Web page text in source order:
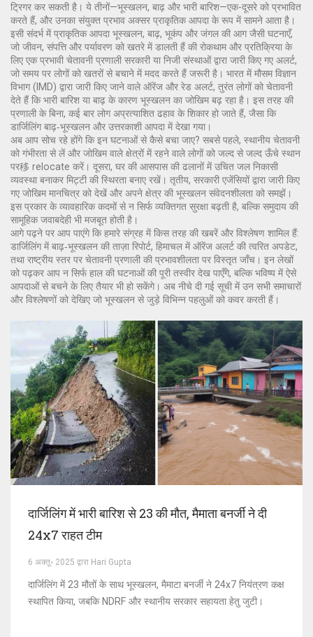
ट्रिगर कर सकती है। ये तीनों—भूस्खलन, बाढ़ और भारी बारिश—एक-दूसरे को प्रभावित
करते हैं, और उनका संयुक्त प्रभाव अक्सर प्राकृतिक आपदा के रूप में सामने आता है।
इसी संदर्भ मेंप्राकृतिक आपदा भूस्खलन, बाढ़, भूकंप और जंगल की आग जैसी घटनाएँ,
जो जीवन, संपत्ति और पर्यावरण को खतरे में डालती हैंकी रोकथाम और प्रतिक्रिया के
लिए एक प्रभावी चेतावनी प्रणाली सरकारी या निजी संस्थाओं द्वारा जारी किए गए अलर्ट,
जो समय पर लोगों को खतरों से बचाने में मदद करते हैंजरूरी है। भारत में मौसम विज्ञान
विभाग (IMD) द्वारा जारी किए जाने वाले ऑरेंज और रेड अलर्ट, तुरंत लोगों को चेतावनी
देते हैं कि भारी बारिश या बाढ़ के कारण भूस्खलन का जोखिम बढ़ रहा है। इस तरह की
प्रणाली के बिना, कई बार लोग अप्रत्याशित ढहाव के शिकार हो जाते हैं, जैसा कि
डार्जिलिंग बाढ़‑भूस्खलन और उत्तरकाशी आपदा में देखा गया।
अब आप सोच रहे होंगे कि इन घटनाओं से कैसे बचा जाए? सबसे पहले, स्थानीय चेतावनी
को गंभीरता से लें और जोखिम वाले क्षेत्रों में रहने वाले लोगों को जल्द से जल्द ऊँचे स्थान
पर移 relocate करें। दूसरा, घर की आसपास की ढलानों में उचित जल निकासी
व्यवस्था बनाकर मिट्टी की स्थिरता बनाए रखें। तृतीय, सरकारी एजेंसियों द्वारा जारी किए
गए जोखिम मानचित्र को देखें और अपने क्षेत्र की भूस्खलन संवेदनशीलता को समझें।
इस प्रकार के व्यावहारिक कदमों से न सिर्फ व्यक्तिगत सुरक्षा बढ़ती है, बल्कि समुदाय की
सामूहिक जवाबदेही भी मजबूत होती है।
आगे पढ़ने पर आप पाएंगे कि हमारे संग्रह में किस तरह की खबरें और विश्लेषण शामिल हैं:
डार्जिलिंग में बाढ़‑भूस्खलन की ताज़ा रिपोर्ट, हिमाचल में ऑरेंज अलर्ट की त्वरित अपडेट,
तथा राष्ट्रीय स्तर पर चेतावनी प्रणाली की प्रभावशीलता पर विस्तृत जाँच। इन लेखों
को पढ़कर आप न सिर्फ हाल की घटनाओं की पूरी तस्वीर देख पाएँगे, बल्कि भविष्य में ऐसे
आपदाओं से बचने के लिए तैयार भी हो सकेंगे। अब नीचे दी गई सूची में उन सभी समाचारों
और विश्लेषणों को देखिए जो भूस्खलन से जुड़े विभिन्न पहलुओं को कवर करती हैं।
दार्जिलिंग में भारी बारिश से 23 की मौत, मैमाता बनर्जी ने दी
24x7 राहत टीम
6 अक्तू॰ 2025 द्वारा Hari Gupta
दार्जिलिंग में 23 मौतों के साथ भूस्खलन, मैमाटा बनर्जी ने 24x7 नियंत्रण कक्ष
स्थापित किया, जबकि NDRF और स्थानीय सरकार सहायता हेतु जुटी।